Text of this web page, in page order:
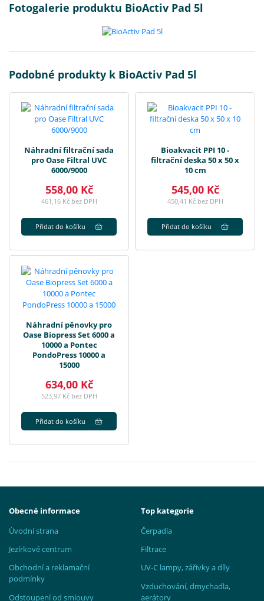
Fotogalerie produktu BioActiv Pad 5l
Podobné produkty k BioActiv Pad 5l
Náhradní filtrační sada
pro Oase Filtral UVC
6000/9000
558,00 Kč
461,16 Kč bez DPH
Přidat do košíku
Bioakvacit PPI 10 -
filtrační deska 50 x 50 x
10 cm
545,00 Kč
450,41 Kč bez DPH
Přidat do košíku
Náhradní pěnovky pro
Oase Biopress Set 6000 a
10000 a Pontec
PondoPress 10000 a
15000
634,00 Kč
523,97 Kč bez DPH
Přidat do košíku
Obecné informace
Úvodní strana
Jezírkové centrum
Obchodní a reklamační
podmínky
Odstoupení od smlouvy
Top kategorie
Čerpadla
Filtrace
UV-C lampy, zářivky a díly
Vzduchování, dmychadla,
aerátory